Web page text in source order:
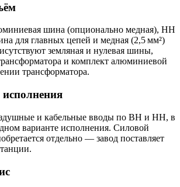
шина (опционально медная), НН
для главных цепей и медная (2,5 мм²)
земляная и нулевая шины,
и комплект алюминиевой
трансформатора.
и кабельные вводы по ВН и НН, в
варианте исполнения. Силовой
отдельно — завод поставляет